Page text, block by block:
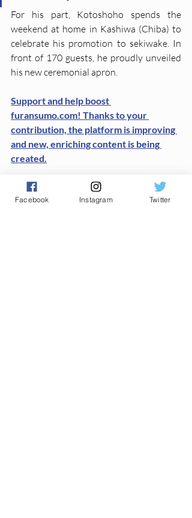
For his part, Kotoshoho spends the
weekend at home in Kashiwa (Chiba) to
celebrate his promotion to sekiwake. In
front of 170 guests, he proudly unveiled
his new ceremonial apron.
Support and help boost
furansumo.com! Thanks to your
contribution, the platform is improving
and new, enriching content is being
created.
Nagoya basho
Kotozakura
Facebook Instagram Twitter